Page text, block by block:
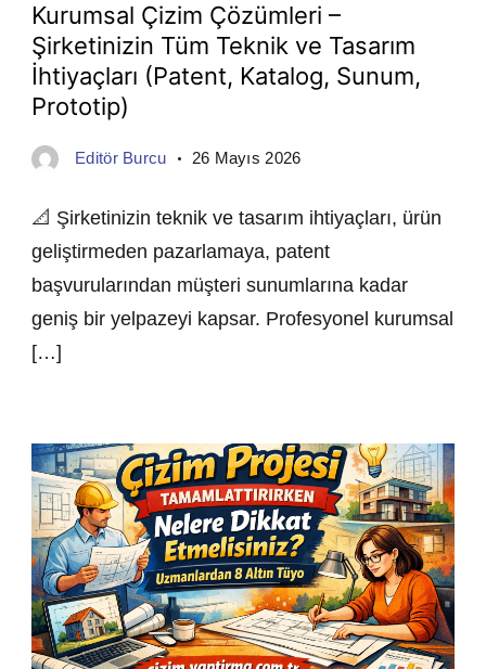
Kurumsal Çizim Çözümleri –
Şirketinizin Tüm Teknik ve Tasarım
İhtiyaçları (Patent, Katalog, Sunum,
Prototip)
Editör Burcu 26 Mayıs 2026
📐 Şirketinizin teknik ve tasarım ihtiyaçları, ürün
geliştirmeden pazarlamaya, patent
başvurularından müşteri sunumlarına kadar
geniş bir yelpazeyi kapsar. Profesyonel kurumsal
[…]